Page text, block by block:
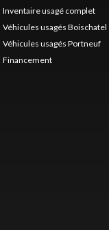
Inventaire usagé complet
Véhicules usagés Boischatel
Véhicules usagés Portneuf
Financement